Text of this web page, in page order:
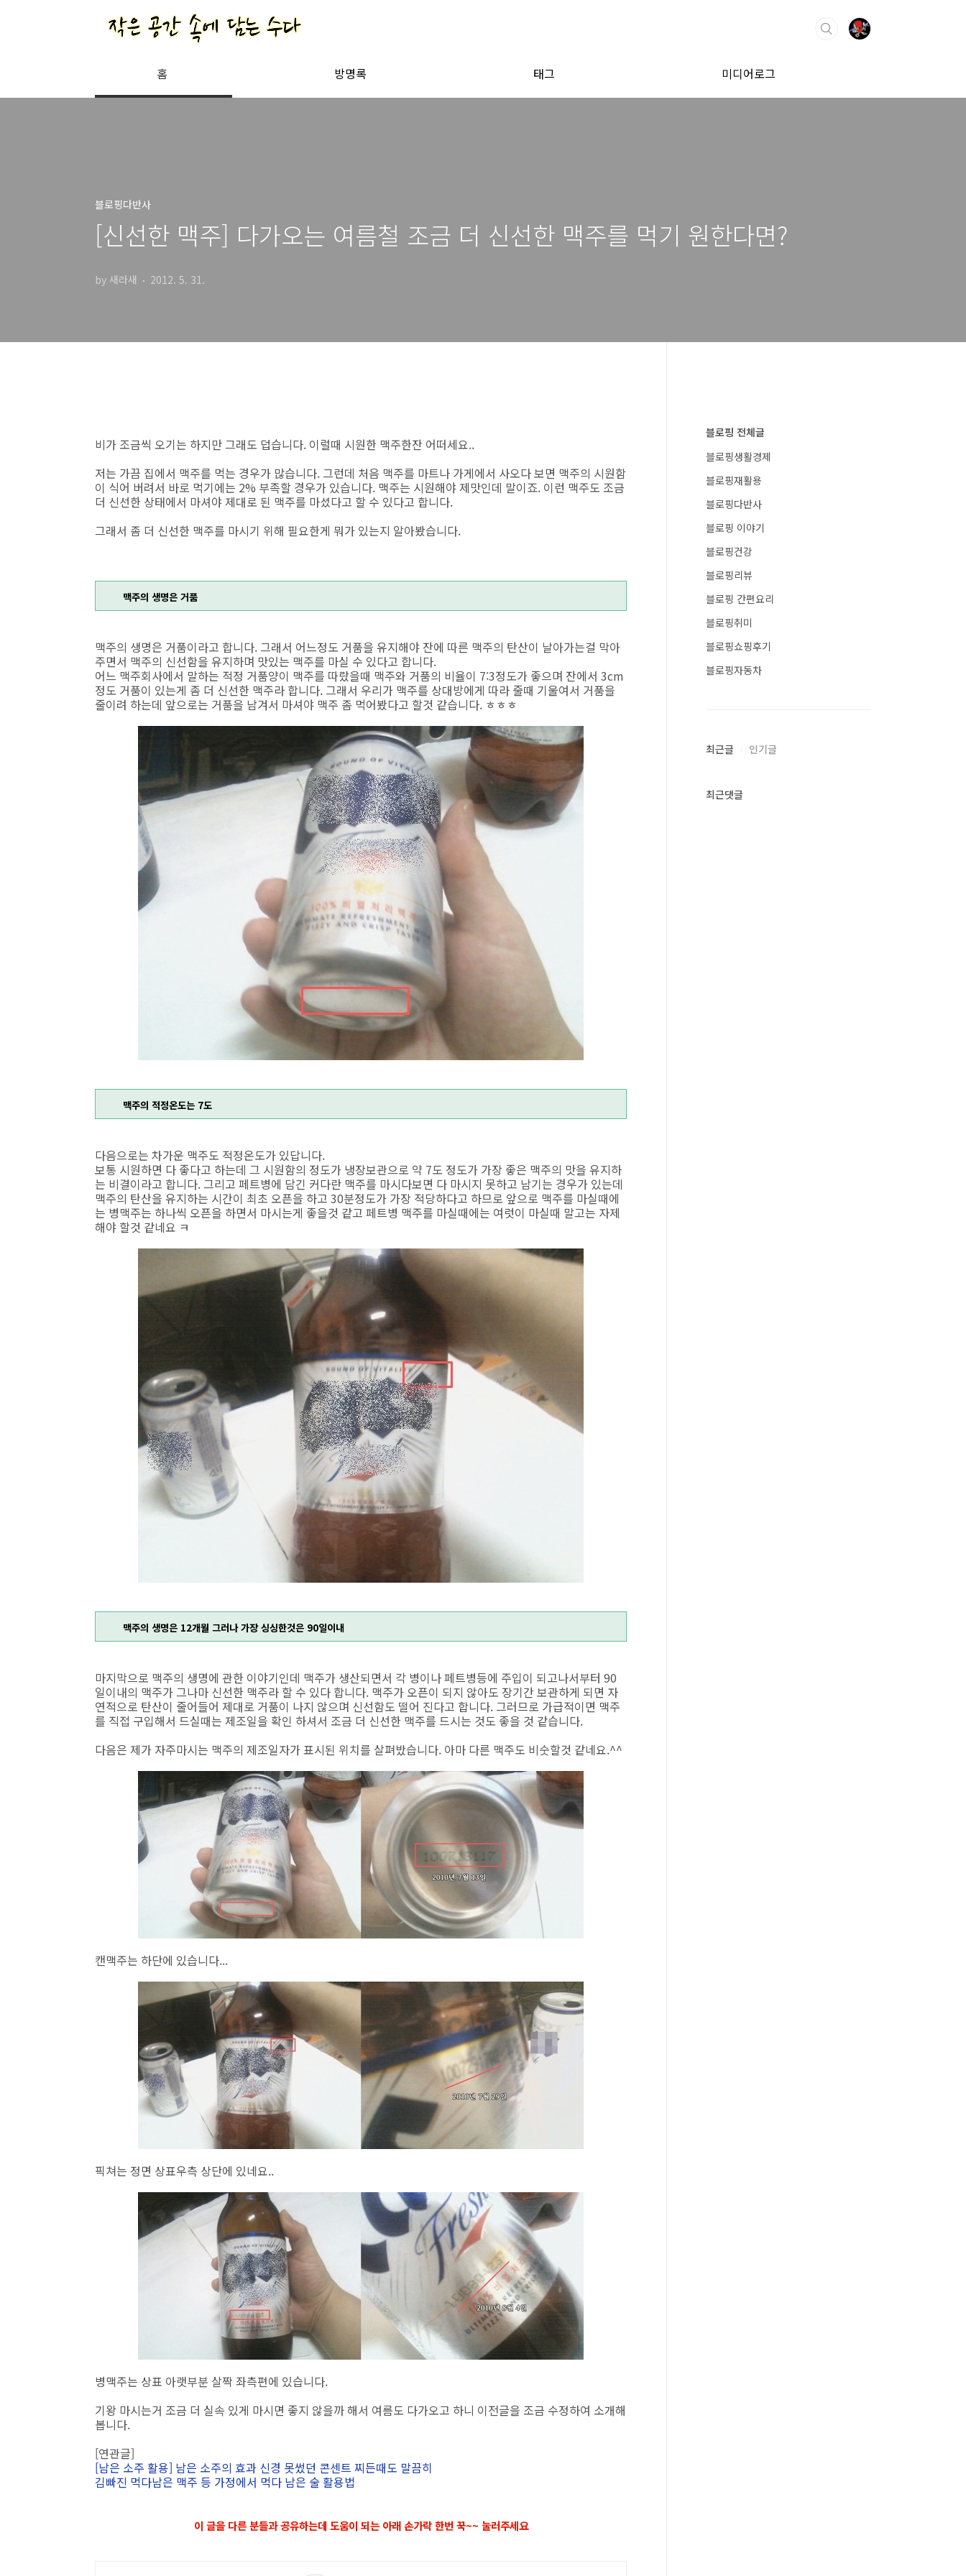
홈 방명록 태그 미디어로그
블로핑다반사
[신선한 맥주] 다가오는 여름철 조금 더 신선한 맥주를 먹기 원한다면?
by 새라새 2012. 5. 31.
비가 조금씩 오기는 하지만 그래도 덥습니다. 이럴때 시원한 맥주한잔 어떠세요..
저는 가끔 집에서 맥주를 먹는 경우가 많습니다. 그런데 처음 맥주를 마트나 가게에서 사오다 보면 맥주의 시원함
이 식어 버려서 바로 먹기에는 2% 부족할 경우가 있습니다. 맥주는 시원해야 제맛인데 말이죠. 이런 맥주도 조금
더 신선한 상태에서 마셔야 제대로 된 맥주를 마셨다고 할 수 있다고 합니다.
그래서 좀 더 신선한 맥주를 마시기 위해 필요한게 뭐가 있는지 알아봤습니다.
맥주의 생명은 거품
맥주의 생명은 거품이라고 합니다. 그래서 어느정도 거품을 유지해야 잔에 따른 맥주의 탄산이 날아가는걸 막아
주면서 맥주의 신선함을 유지하며 맛있는 맥주를 마실 수 있다고 합니다.
어느 맥주회사에서 말하는 적정 거품양이 맥주를 따랐을때 맥주와 거품의 비율이 7:3정도가 좋으며 잔에서 3cm
정도 거품이 있는게 좀 더 신선한 맥주라 합니다. 그래서 우리가 맥주를 상대방에게 따라 줄때 기울여서 거품을
줄이려 하는데 앞으로는 거품을 남겨서 마셔야 맥주 좀 먹어봤다고 할것 같습니다. ㅎㅎㅎ
맥주의 적정온도는 7도
다음으로는 차가운 맥주도 적정온도가 있답니다.
보통 시원하면 다 좋다고 하는데 그 시원함의 정도가 냉장보관으로 약 7도 정도가 가장 좋은 맥주의 맛을 유지하
는 비결이라고 합니다. 그리고 페트병에 담긴 커다란 맥주를 마시다보면 다 마시지 못하고 남기는 경우가 있는데
맥주의 탄산을 유지하는 시간이 최초 오픈을 하고 30분정도가 가장 적당하다고 하므로 앞으로 맥주를 마실때에
는 병맥주는 하나씩 오픈을 하면서 마시는게 좋을것 같고 페트병 맥주를 마실때에는 여럿이 마실때 말고는 자제
해야 할것 같네요 ㅋ
맥주의 생명은 12개월 그러나 가장 싱싱한것은 90일이내
마지막으로 맥주의 생명에 관한 이야기인데 맥주가 생산되면서 각 병이나 페트병등에 주입이 되고나서부터 90
일이내의 맥주가 그나마 신선한 맥주라 할 수 있다 합니다. 맥주가 오픈이 되지 않아도 장기간 보관하게 되면 자
연적으로 탄산이 줄어들어 제대로 거품이 나지 않으며 신선함도 떨어 진다고 합니다. 그러므로 가급적이면 맥주
를 직접 구입해서 드실때는 제조일을 확인 하셔서 조금 더 신선한 맥주를 드시는 것도 좋을 것 같습니다.
다음은 제가 자주마시는 맥주의 제조일자가 표시된 위치를 살펴밨습니다. 아마 다른 맥주도 비숫할것 같네요.^^
캔맥주는 하단에 있습니다...
픽쳐는 정면 상표우측 상단에 있네요..
병맥주는 상표 아랫부분 살짝 좌측편에 있습니다.
기왕 마시는거 조금 더 실속 있게 마시면 좋지 않을까 해서 여름도 다가오고 하니 이전글을 조금 수정하여 소개해
봅니다.
[연관글]
[남은 소주 활용] 남은 소주의 효과 신경 못썼던 콘센트 찌든때도 말끔히
김빠진 먹다남은 맥주 등 가정에서 먹다 남은 술 활용법
이 글을 다른 분들과 공유하는데 도움이 되는 아래 손가락 한번 꾹~~ 눌러주세요
블로핑 전체글
블로핑생활경제
블로핑재활용
블로핑다반사
블로핑 이야기
블로핑건강
블로핑리뷰
블로핑 간편요리
블로핑취미
블로핑쇼핑후기
블로핑자동차
최근글 인기글
최근댓글